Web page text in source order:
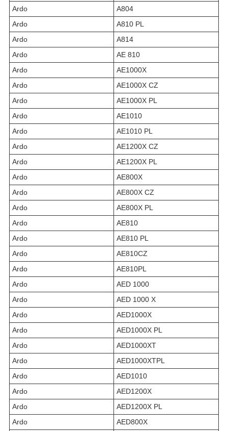
Ardo
A804
Ardo
A810 PL
Ardo
A814
Ardo
AE 810
Ardo
AE1000X
Ardo
AE1000X CZ
Ardo
AE1000X PL
Ardo
AE1010
Ardo
AE1010 PL
Ardo
AE1200X CZ
Ardo
AE1200X PL
Ardo
AE800X
Ardo
AE800X CZ
Ardo
AE800X PL
Ardo
AE810
Ardo
AE810 PL
Ardo
AE810CZ
Ardo
AE810PL
Ardo
AED 1000
Ardo
AED 1000 X
Ardo
AED1000X
Ardo
AED1000X PL
Ardo
AED1000XT
Ardo
AED1000XTPL
Ardo
AED1010
Ardo
AED1200X
Ardo
AED1200X PL
Ardo
AED800X